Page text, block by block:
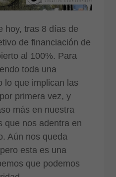
hoy, tras 8 días de
de financiación de
al 100%. Para
toda una
lo que implican las
primera vez, y
más en nuestra
que nos adentra en
Aún nos queda
esta es una
que podemos